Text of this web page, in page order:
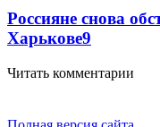
Россияне снова
Харькове9
Читать комментарии